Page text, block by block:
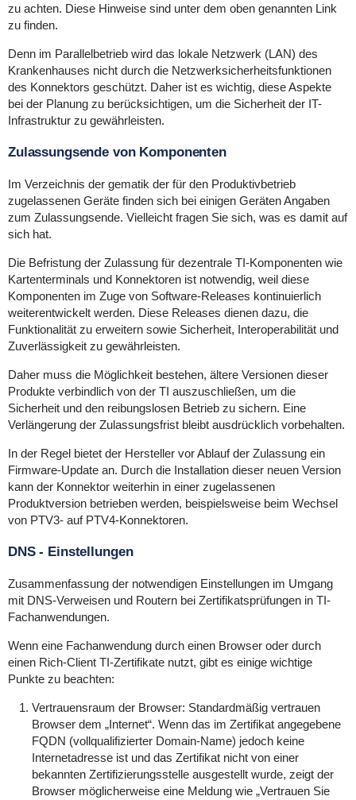
zu achten. Diese Hinweise sind unter dem oben genannten Link
zu finden.
Denn im Parallelbetrieb wird das lokale Netzwerk (LAN) des
Krankenhauses nicht durch die Netzwerksicherheitsfunktionen
des Konnektors geschützt. Daher ist es wichtig, diese Aspekte
bei der Planung zu berücksichtigen, um die Sicherheit der IT-
Infrastruktur zu gewährleisten.
Zulassungsende von Komponenten
Im Verzeichnis der gematik der für den Produktivbetrieb
zugelassenen Geräte finden sich bei einigen Geräten Angaben
zum Zulassungsende. Vielleicht fragen Sie sich, was es damit auf
sich hat.
Die Befristung der Zulassung für dezentrale TI-Komponenten wie
Kartenterminals und Konnektoren ist notwendig, weil diese
Komponenten im Zuge von Software-Releases kontinuierlich
weiterentwickelt werden. Diese Releases dienen dazu, die
Funktionalität zu erweitern sowie Sicherheit, Interoperabilität und
Zuverlässigkeit zu gewährleisten.
Daher muss die Möglichkeit bestehen, ältere Versionen dieser
Produkte verbindlich von der TI auszuschließen, um die
Sicherheit und den reibungslosen Betrieb zu sichern. Eine
Verlängerung der Zulassungsfrist bleibt ausdrücklich vorbehalten.
In der Regel bietet der Hersteller vor Ablauf der Zulassung ein
Firmware-Update an. Durch die Installation dieser neuen Version
kann der Konnektor weiterhin in einer zugelassenen
Produktversion betrieben werden, beispielsweise beim Wechsel
von PTV3- auf PTV4-Konnektoren.
DNS - Einstellungen
Zusammenfassung der notwendigen Einstellungen im Umgang
mit DNS-Verweisen und Routern bei Zertifikatsprüfungen in TI-
Fachanwendungen.
Wenn eine Fachanwendung durch einen Browser oder durch
einen Rich-Client TI-Zertifikate nutzt, gibt es einige wichtige
Punkte zu beachten:
Vertrauensraum der Browser: Standardmäßig vertrauen
Browser dem „Internet“. Wenn das im Zertifikat angegebene
FQDN (vollqualifizierter Domain-Name) jedoch keine
Internetadresse ist und das Zertifikat nicht von einer
bekannten Zertifizierungsstelle ausgestellt wurde, zeigt der
Browser möglicherweise eine Meldung wie „Vertrauen Sie